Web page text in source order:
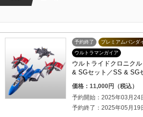
予約終了
プレミアムバンダ
ウルトラマンガイア
ウルトライドクロニク
& SGセット／SS & SG
価格：11,000円（税込）
予約開始：2025年03月24
予約終了：2025年05月19